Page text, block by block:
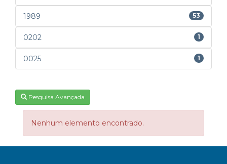
1989 53
0202 1
0025 1
Pesquisa Avançada
Nenhum elemento encontrado.